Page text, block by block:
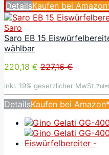
DetailsKaufen bei
Saro
Saro EB 15
wählbar
220,18 € 227,16 €
inkl. 19% gesetzlicher MwSt.
DetailsKaufen bei Amazon*